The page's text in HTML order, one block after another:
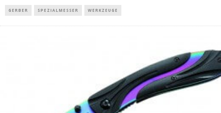
GERBER SPEZIALMESSER WERKZEUGE